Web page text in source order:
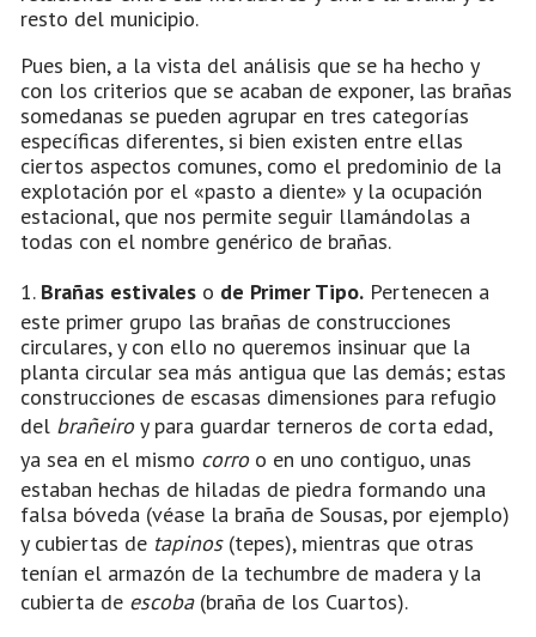
resto del municipio.
Pues bien, a la vista del análisis que se ha hecho y
con los criterios que se acaban de exponer, las brañas
somedanas se pueden agrupar en tres categorías
específicas diferentes, si bien existen entre ellas
ciertos aspectos comunes, como el predominio de la
explotación por el «pasto a diente» y la ocupación
estacional, que nos permite seguir llamándolas a
todas con el nombre genérico de brañas.
1. Brañas estivales o de Primer Tipo. Pertenecen a
este primer grupo las brañas de construcciones
circulares, y con ello no queremos insinuar que la
planta circular sea más antigua que las demás; estas
construcciones de escasas dimensiones para refugio
del brañeiroy para guardar terneros de corta edad,
ya sea en el mismo corroo en uno contiguo, unas
estaban hechas de hiladas de piedra formando una
falsa bóveda (véase la braña de Sousas, por ejemplo)
y cubiertas de tapinos(tepes), mientras que otras
tenían el armazón de la techumbre de madera y la
cubierta de escoba(braña de los Cuartos).